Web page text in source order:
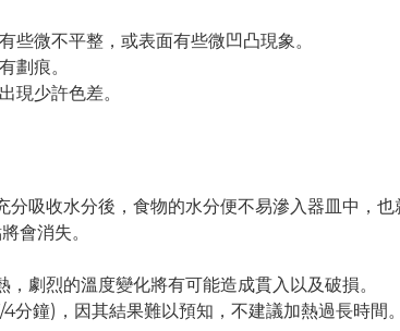
些微不平整，或表面有些微凹凸現象。
劃痕。
現少許色差。
吸收水分後，食物的水分便不易滲入器皿中，
會消失。
劇烈的溫度變化將有可能造成貫入以及破損。
鐘)，因其結果難以預知，不建議加熱過長時間。